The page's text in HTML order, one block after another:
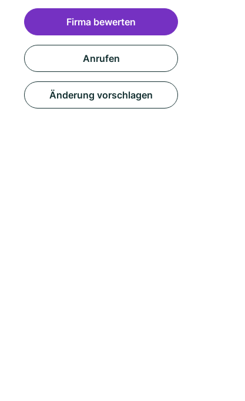
Firma bewerten
Anrufen
Änderung vorschlagen